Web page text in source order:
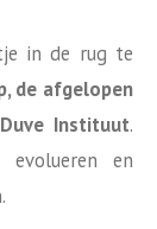
in de rug te
de afgelopen
Instituut.
en